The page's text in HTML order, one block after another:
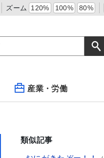
ズーム 120% 100% 80%
産業・労働
類似記事